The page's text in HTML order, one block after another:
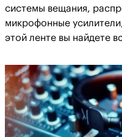
системы вещания,
микрофонные
этой ленте вы найдете